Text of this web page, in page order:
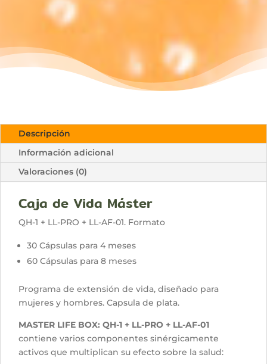
Encuentra ahora las mejores ofertas en
salud y belleza.
Descripción
Información adicional
Valoraciones (0)
Caja de Vida Máster
QH-1 + LL-PRO + LL-AF-01. Formato
30 Cápsulas para 4 meses
60 Cápsulas para 8 meses
Programa de extensión de vida, diseñado para
mujeres y hombres. Capsula de plata.
MASTER LIFE BOX: QH-1 + LL-PRO + LL-AF-01
contiene varios componentes sinérgicamente
activos que multiplican su efecto sobre la salud: